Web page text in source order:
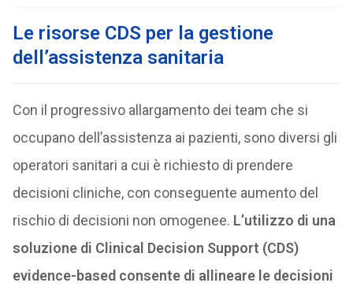
Le risorse CDS per la gestione
dell’assistenza sanitaria
Con il progressivo allargamento dei team che si
occupano dell’assistenza ai pazienti, sono diversi gli
operatori sanitari a cui è richiesto di prendere
decisioni cliniche, con conseguente aumento del
rischio di decisioni non omogenee. L’utilizzo di una
soluzione di Clinical Decision Support (CDS)
evidence-based consente di allineare le decisioni